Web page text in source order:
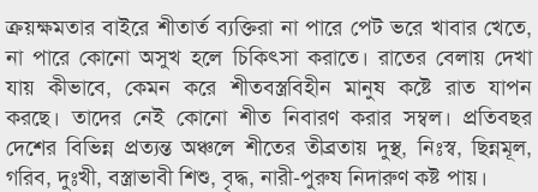
ক্রয়ক্ষমতার বাইরে শীতার্ত ব্যক্তিরা না পারে পেট ভরে খাবার খেতে,
না পারে কোনো অসুখ হলে চিকিৎসা করাতে। রাতের বেলায় দেখা
যায় কীভাবে, কেমন করে শীতবস্ত্রবিহীন মানুষ কষ্টে রাত যাপন
করছে। তাদের নেই কোনো শীত নিবারণ করার সম্বল। প্রতিবছর
দেশের বিভিন্ন প্রত্যন্ত অঞ্চলে শীতের তীব্রতায় দুস্থ, নিঃস্ব, ছিন্নমূল,
গরিব, দুঃখী, বস্ত্রাভাবী শিশু, বৃদ্ধ, নারী-পুরুষ নিদারুণ কষ্ট পায়।